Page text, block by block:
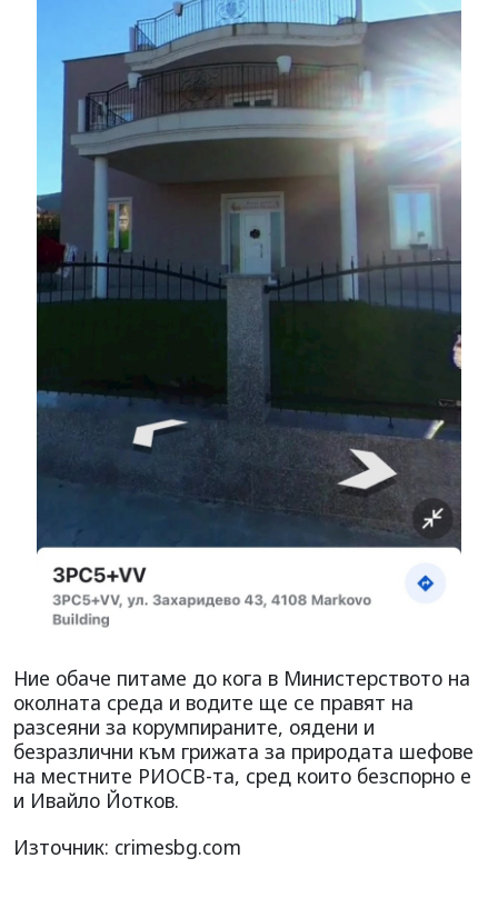
Ние обаче питаме до кога в Министерството на
околната среда и водите ще се правят на
разсеяни за корумпираните, оядени и
безразлични към грижата за природата шефове
на местните РИОСВ-та, сред които безспорно е
и Ивайло Йотков.
Източник: crimesbg.com